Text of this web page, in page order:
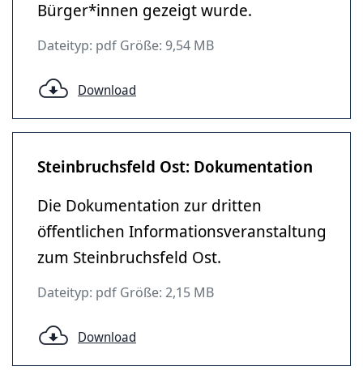
Bürger*innen gezeigt wurde.
Dateityp: pdf Größe: 9,54 MB
Download
Steinbruchsfeld Ost: Dokumentation
Die Dokumentation zur dritten
öffentlichen Informationsveranstaltung
zum Steinbruchsfeld Ost.
Dateityp: pdf Größe: 2,15 MB
Download